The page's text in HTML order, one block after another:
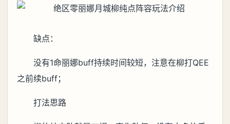
缺点：
没有1命丽娜buff持续时间较短，注意在柳打QEE
之前续buff；
打法思路